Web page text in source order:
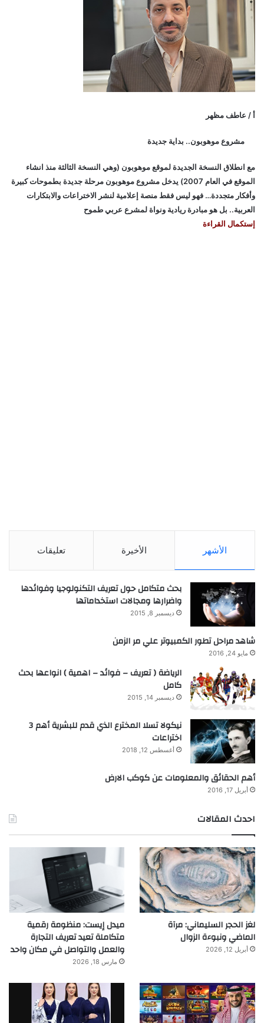
أ / عاطف مظهر
مشروع موهوبون.. بداية جديدة
مع انطلاق النسخة الجديدة لموقع موهوبون (وهي النسخة الثالثة منذ انشاء
الموقع في العام 2007) يدخل مشروع موهوبون مرحلة جديدة بطموحات كبيرة
وأفكار متجددة… فهو ليس فقط منصة إعلامية لنشر الاختراعات والابتكارات
العربية.. بل هو مبادرة ريادية ونواة لمشرع عربي طموح
إستكمال القراءة
الأشهر الأخيرة تعليقات
بحث متكامل حول تعريف التكنولوجيا وفوائدها
واضرارها ومجالات استخداماتها
ديسمبر 8, 2015
شاهد مراحل تطور الكمبيوتر علي مر الزمن
مايو 24, 2016
الرياضة ( تعريف – فوائد – اهمية ) انواعها بحث
كامل
ديسمبر 14, 2015
نيكولا تسلا المخترع الذي قدم للبشرية أهم 3
اختراعات
أغسطس 12, 2018
أهم الحقائق والمعلومات عن كوكب الارض
أبريل 17, 2016
احدث المقالات
لغز الحجر السليماني: مرآة
الماضي ونبوءة الزوال
أبريل 12, 2026
ميدل إيست: منظومة رقمية
متكاملة تعيد تعريف التجارة
والعمل والتواصل في مكان واحد
مارس 18, 2026